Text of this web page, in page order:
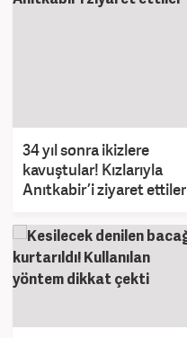
34 yıl sonra ikizlere
kavuştular! Kızlarıyla
Anıtkabir’i ziyaret ettiler